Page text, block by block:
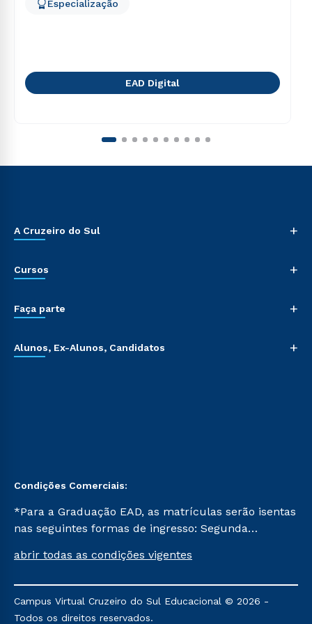
Especialização
EAD Digital
A Cruzeiro do Sul +
Cursos +
Faça parte +
Alunos, Ex-Alunos, Candidatos +
Condições Comerciais:
*Para a Graduação EAD, as matrículas serão isentas
nas seguintes formas de ingresso: Segunda
Já para as demais, a taxa de matrícula será de R$
mencionadas são referentes aos cursos: Ensino
Religioso, Geografia para a Docência e Metodologia
abrir todas as condições vigentes
Campus Virtual Cruzeiro do Sul Educacional © 2026 -
Todos os direitos reservados.